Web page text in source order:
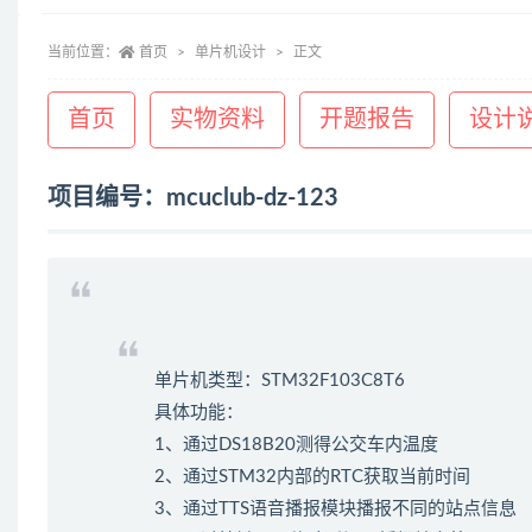
当前位置： 首页 单片机设计 正文
首页 实物资料 开题报告 设计
项目编号：mcuclub-dz-123
单片机类型：STM32F103C8T6
具体功能：
1、通过DS18B20测得公交车内温度
2、通过STM32内部的RTC获取当前时间
3、通过TTS语音播报模块播报不同的站点信息